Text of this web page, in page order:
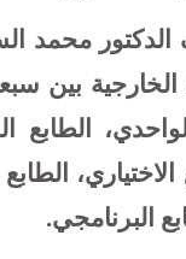
الدكتور محمد
الخارجية بين
الطابع
الاختياري،
البرنامجي.